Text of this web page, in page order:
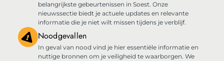
belangrijkste gebeurtenissen in Soest. Onze
nieuwssectie biedt je actuele updates en relevante
informatie die je niet wilt missen tijdens je verblijf.
Noodgevallen
In geval van nood vind je hier essentiële informatie en
nuttige bronnen om je veiligheid te waarborgen. We